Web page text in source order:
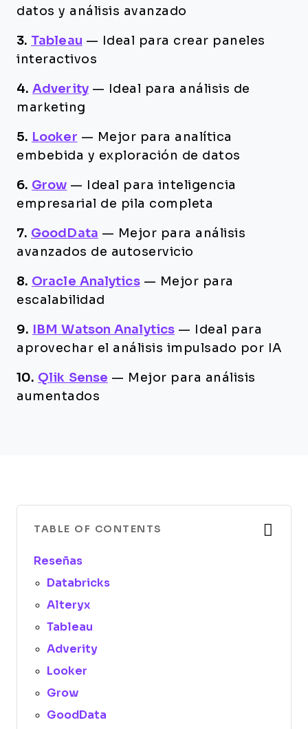
datos y análisis avanzado
3. Tableau —
Ideal para crear paneles
interactivos
4. Adverity —
Ideal para análisis de
marketing
5. Looker — Mejor para analítica
embebida y exploración de datos
6. Grow —
Ideal para inteligencia
empresarial de pila completa
7. GoodData — Mejor para análisis
avanzados de autoservicio
8. Oracle Analytics — Mejor para
escalabilidad
9. IBM Watson Analytics —
Ideal para
aprovechar el análisis impulsado por IA
10. Qlik Sense — Mejor para análisis
aumentados
TABLE OF CONTENTS
Reseñas
Databricks
Alteryx
Tableau
Adverity
Looker
Grow
GoodData